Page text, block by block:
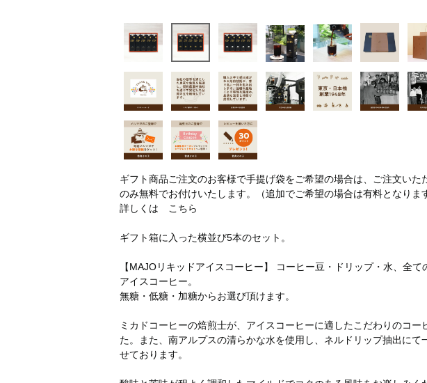
ギフト商品ご注文のお客様で手提げ袋をご希望の場合は、ご注文いた
のみ無料でお付けいたします。（追加でご希望の場合は有料となりま
詳しくは
こちら
ギフト箱に入った横並び5本のセット。
【MAJOリキッドアイスコーヒー】 コーヒー豆・ドリップ・水、全
アイスコーヒー。
無糖・低糖・加糖からお選び頂けます。
ミカドコーヒーの焙煎士が、アイスコーヒーに適したこだわりのコー
た。また、南アルプスの清らかな水を使用し、ネルドリップ抽出にて
せております。